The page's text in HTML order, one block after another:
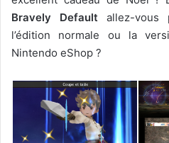
Bravely Default allez-vous
l’édition normale ou la
Nintendo eShop ?